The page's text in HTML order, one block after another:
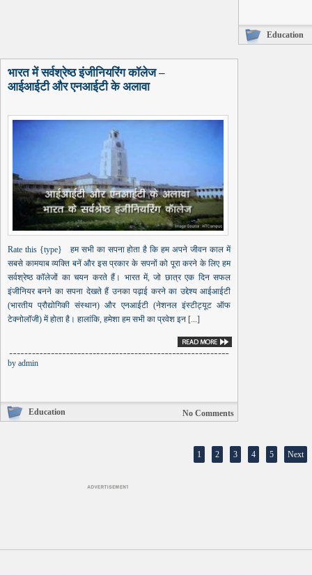
Education
भारत में सर्वश्रेष्ठ इंजीनियरिंग कॉलेज –
आईआईटी और एनआईटी के अलावा
Rate this {type} हम सभी का सपना होता है कि हम अपने जीवन काल में
सबसे कामयाब व्यक्ति बनें और इस प्रकार के सपनों को पूरा करने के लिए हम
सर्वश्रेष्ठ कॉलेजों का चयन करते हैं। भारत में, जो छात्र एक दिन सफल
इंजीनियर बनने का सपना देखते हैं उनका पढ़ाई करने का उद्देश्य आईआईटी
(भारतीय प्रौद्योगिकी संस्थान) और एनआईटी (नेशनल इंस्टीट्यूट ऑफ
टेक्नोलॉजी) में होता है। हालांकि, हमेशा हम सभी का प्रवेश इन [...]
by admin
Education No Comments
1 2 3 4 5 Next